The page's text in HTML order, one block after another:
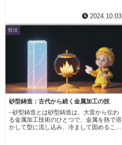
機械による量産が進む現代においても、槌
目仕上げは熟練の職人によって一つ一つ手
作業で行われています。 手仕事の温かさ
と、金属本来の美しさが調和した槌目仕上
げは、時代を超えて愛され続ける技法で
ィレンツェ仕上げの特徴は、その名の通
り、イタリアのフィレンツェで古くから伝
わる伝統的な技法であることです。職人が
一つ一つ丁寧に、金属の表面に格子状の模
様を刻んでいきます。この模様は、単に表
面を削るのではなく、深く彫り込むように
刻まれるため、独特の風合いを生み出しま
す。ブラシで磨いたような滑らかな表面に
比べて、フィレンツェ仕上げの表面は、粗
く凹凸があります。そのため、光が様々な
方向に反射し、深みのある輝きを放ちま
す。また、その独特の風合いは、高級感と
重厚感を演出し、宝石そのものの美しさを
より一層引き立てます。近年、このフィレ
ンツェ仕上げは、その美しさと希少性か
ら、世界中で注目を集めています。
2024.10.03
技法
砂型鋳造：古代から続く金属加工の技
- 砂型鋳造とは砂型鋳造は、大昔から伝わ
る金属加工技術のひとつで、金属を熱で溶
かして型に流し込み、冷まして固めること